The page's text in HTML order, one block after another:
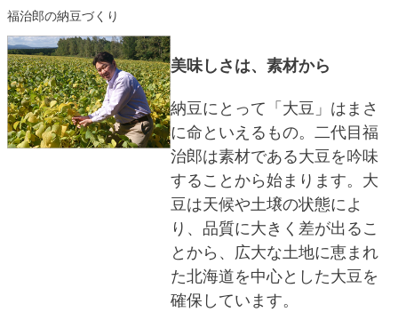
福治郎の納豆づくり
美味しさは、素材から
納豆にとって「大豆」はまさ
に命といえるもの。二代目福
治郎は素材である大豆を吟味
することから始まります。大
豆は天候や土壌の状態によ
り、品質に大きく差が出るこ
とから、広大な土地に恵まれ
た北海道を中心とした大豆を
確保しています。